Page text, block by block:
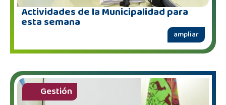
Actividades de la Municipalidad para
esta semana
ampliar
Gestión